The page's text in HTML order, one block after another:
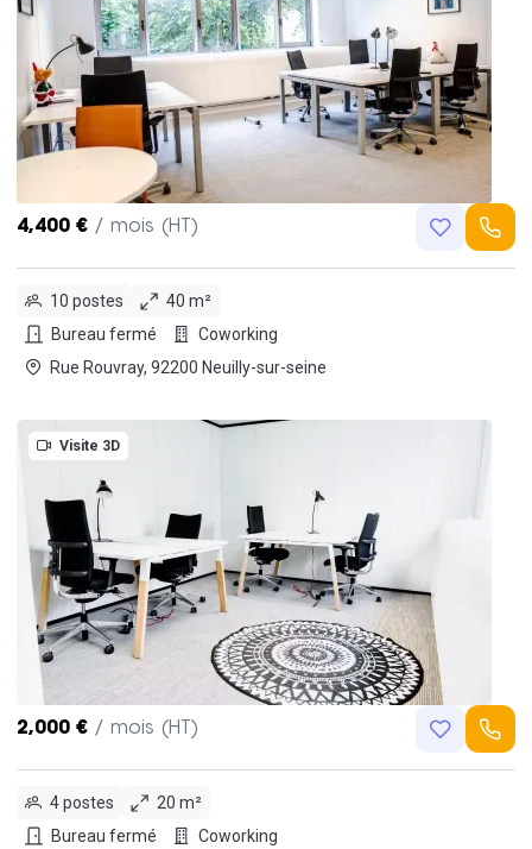
4,400 € / mois (HT)
10 postes
40 m²
Bureau fermé
Coworking
Rue Rouvray, 92200 Neuilly-sur-seine
Visite 3D
2,000 € / mois (HT)
4 postes
20 m²
Bureau fermé
Coworking